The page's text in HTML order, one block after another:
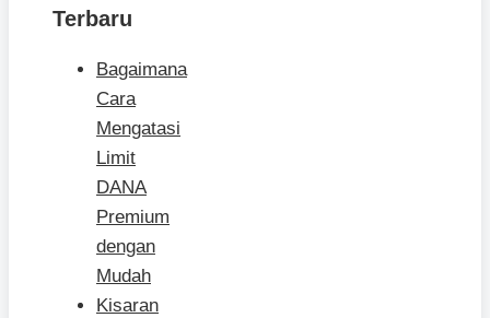
Terbaru
Bagaimana
Cara
Mengatasi
Limit
DANA
Premium
dengan
Mudah
Kisaran